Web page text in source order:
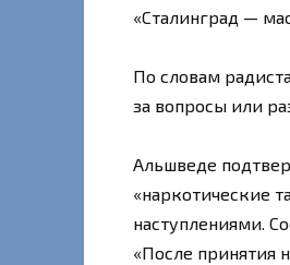
«Сталинград —
По словам
за вопросы или
Альшведе
«наркотические
наступлениями.
«После принятия